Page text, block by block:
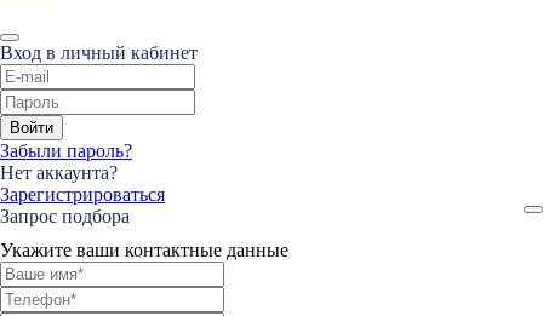
Вход в личный кабинет
Войти
Забыли пароль?
Нет аккаунта?
Зарегистрироваться
Запрос подбора
Укажите ваши контактные данные